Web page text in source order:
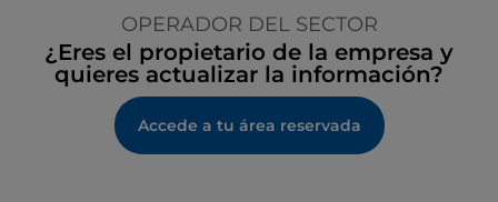
OPERADOR DEL SECTOR
¿Eres el propietario de la empresa y
quieres actualizar la información?
Accede a tu área reservada